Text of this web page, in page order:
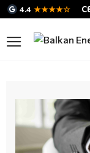
4.4 ★★★★☆